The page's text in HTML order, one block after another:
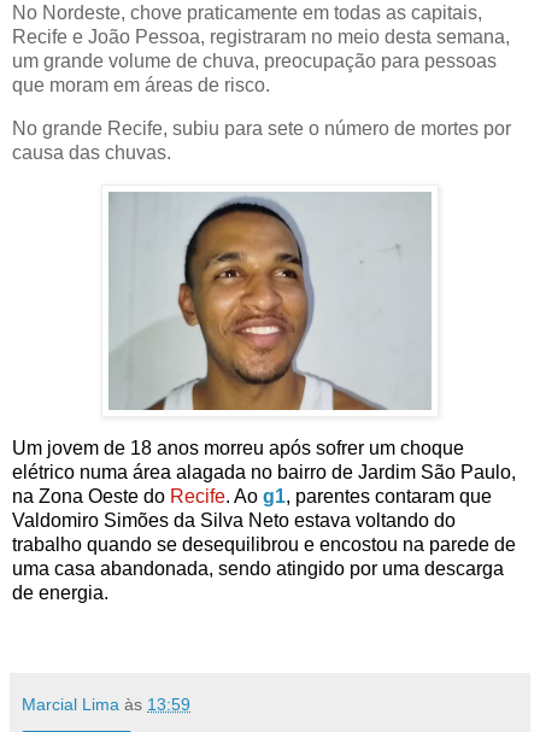
No Nordeste, chove praticamente em todas as capitais,
Recife e João Pessoa, registraram no meio desta semana,
um grande volume de chuva, preocupação para pessoas
que moram em áreas de risco.
No grande Recife, subiu para sete o número de mortes por
causa das chuvas.
Um jovem de 18 anos morreu após sofrer um choque
elétrico numa área alagada no bairro de Jardim São Paulo,
na Zona Oeste do Recife. Ao g1, parentes contaram que
Valdomiro Simões da Silva Neto estava voltando do
trabalho quando se desequilibrou e encostou na parede de
uma casa abandonada, sendo atingido por uma descarga
de energia.
Marcial Lima às 13:59